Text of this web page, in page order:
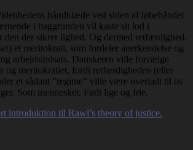
håndklæde ved siden af løbebåndet
i baggrunden vil kaste sit lod i
den der sikrer lighed. Og dermed retfærdighed.
et meritokrati, som fordeler anerkendelse og
arbejdsindsats. Danskeren ville fravælge
og meritokratiet, fordi retfærdigheden (eller
et sådant ”regime” ville være overladt til os
Som mennesker. Født lige og frie.
introduktion til Rawl’s theory of justice.